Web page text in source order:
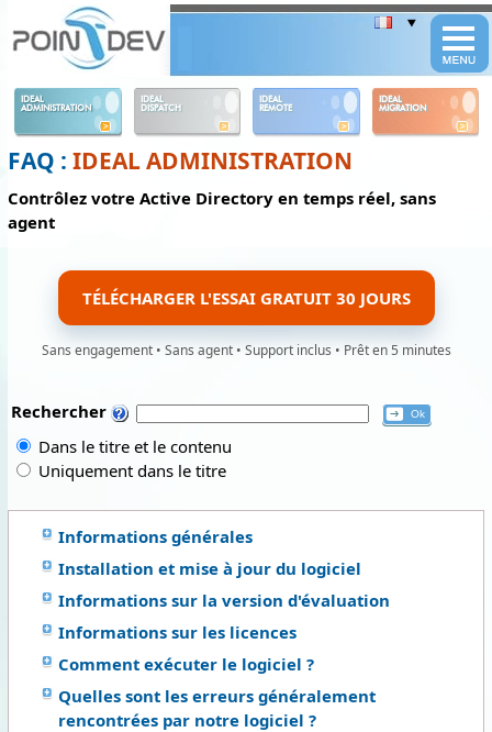
IDEAL
ADMINISTRATION
IDEAL
DISPATCH
IDEAL
REMOTE
IDEAL
MIGRATION
FAQ : IDEAL ADMINISTRATION
Contrôlez votre Active Directory en temps réel, sans
agent
TÉLÉCHARGER L'ESSAI GRATUIT 30 JOURS
Sans engagement • Sans agent • Support inclus • Prêt en 5 minutes
Rechercher
Dans le titre et le contenu
Uniquement dans le titre
Informations générales
Installation et mise à jour du logiciel
Informations sur la version d'évaluation
Informations sur les licences
Comment exécuter le logiciel ?
Quelles sont les erreurs généralement
rencontrées par notre logiciel ?
Panneau de gestion des cookies